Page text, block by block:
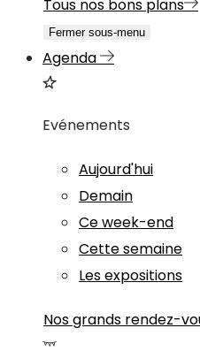
Tous nos bons plans
Fermer sous-menu
Agenda
Evénements
Aujourd'hui
Demain
Ce week-end
Cette semaine
Les expositions
Nos grands rendez-